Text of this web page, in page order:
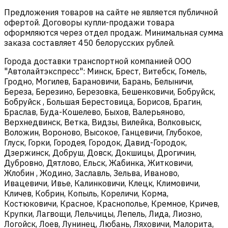
Предложения товаров на сайте не является публичной
офертой. Договоры купли-продажи товара
оформляются через отдел продаж. Минимальная сумма
заказа составляет 450 белорусских рублей.
Города доставки транспортной компанией ООО
"Автолайтэкспресс": Минск, Брест, Витебск, Гомель,
Гродно, Могилев, Барановичи, Барань, Белыничи,
Береза, Березино, Березовка, Бешенковичи, Бобруйск,
Бобруйск , Большая Берестовица, Борисов, Брагин,
Браслав, Буда-Кошелево, Быхов, Валерьяново,
Верхнедвинск, Ветка, Видзы, Вилейка, Волковыск,
Воложин, Вороново, Высокое, Ганцевичи, Глубокое,
Глуск, Горки, Городея, Городок, Давид-Городок,
Дзержинск, Добруш, Довск, Докшицы, Дрогичин,
Дубровно, Дятлово, Ельск, Жабинка, Житковичи,
Жлобин , Жодино, Заславль, Зельва, Иваново,
Ивацевичи, Ивье, Калинковичи, Клецк, Климовичи,
Кличев, Кобрин, Копыль, Кореличи, Корма,
Костюковичи, Красное, Краснополье, Кремное, Кричев,
Крупки, Лагвощи, Лельчицы, Лепель, Лида, Лиозно,
Логойск, Лоев, Лунинец, Любань, Ляховичи, Малорита,